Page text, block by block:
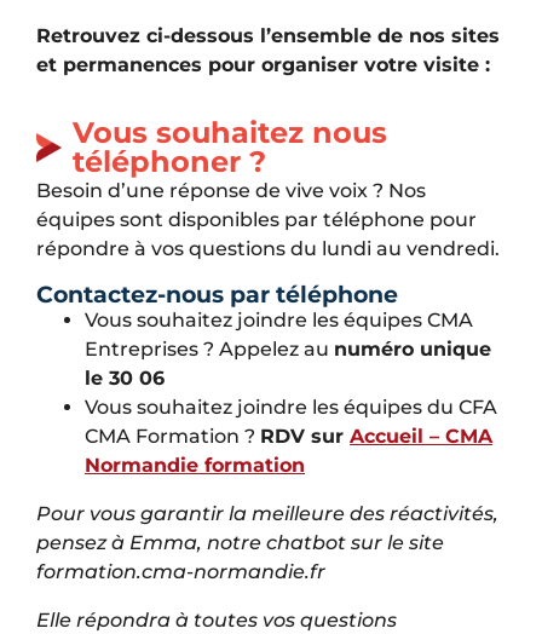
Retrouvez ci-dessous l’ensemble de nos sites
et permanences pour organiser votre visite :
Vous souhaitez nous
téléphoner ?
Besoin d’une réponse de vive voix ? Nos
équipes sont disponibles par téléphone pour
répondre à vos questions du lundi au vendredi.
Contactez-nous par téléphone
Vous souhaitez joindre les équipes CMA
Entreprises ? Appelez au numéro unique
le 30 06
Vous souhaitez joindre les équipes du CFA
CMA Formation ? RDV sur Accueil – CMA
Normandie formation
Pour vous garantir la meilleure des réactivités,
pensez à Emma, notre chatbot sur le site
formation.cma-normandie.fr
Elle répondra à toutes vos questions